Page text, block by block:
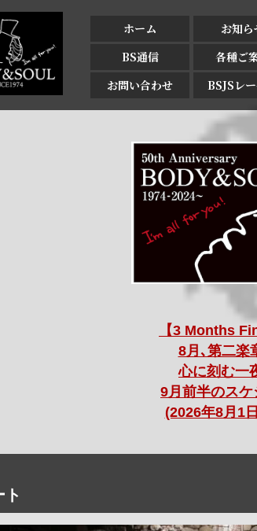
ホーム お知ら
BS通信
各種ご
お問い合わせ
BSJSレ
【3 Months
8月､第二楽
心に刻む一
9月前半のスケ
(2026年8月1